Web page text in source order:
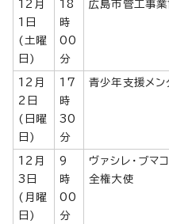
12月
1日
(土曜
日)
18
時
00
分
広島市管工事
12月
2日
(日曜
日)
17
時
30
分
青少年支援メン
12月
3日
(月曜
日)
9
時
00
分
ヴァシレ・ブ
全権大使